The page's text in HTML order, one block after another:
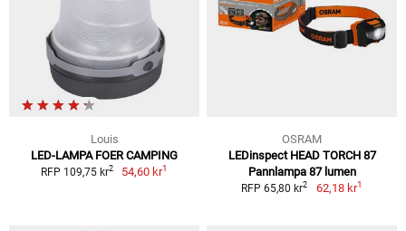
Louis
LED-LAMPA FOER CAMPING
RFP 109,75 kr2 54,60 kr1
OSRAM
LEDinspect HEAD TORCH 87
Pannlampa 87 lumen
RFP 65,80 kr2 62,18 kr1